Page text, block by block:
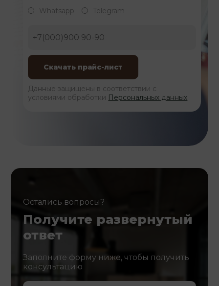
Whatsapp Telegram
Данные защищены в соответствии с
условиями обработки Персональных данных
Остались вопросы?
Получите развернутый
ответ
Заполните форму ниже, чтобы получить
консультацию